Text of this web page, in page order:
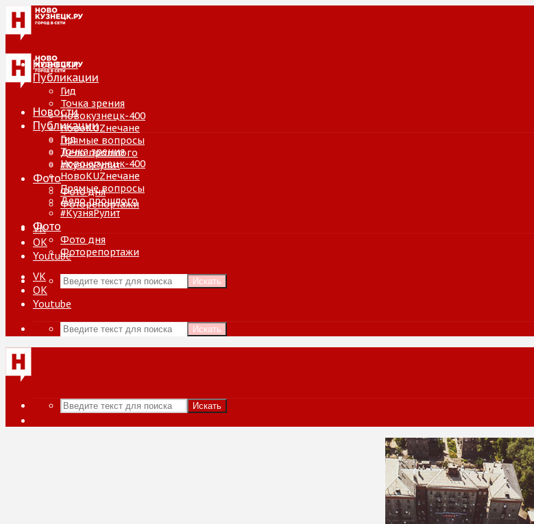
Новости
Публикации
Гид
Точка зрения
Новокузнецк-400
НовоKUZнечане
Прямые вопросы
Дело прошлого
#КузняРулит
Фото
Фото дня
Фоторепортажи
VK
ОК
Youtube
Искать
Новости
Публикации
Гид
Точка зрения
Новокузнецк-400
НовоKUZнечане
Прямые вопросы
Дело прошлого
#КузняРулит
Фото
Фото дня
Фоторепортажи
VK
ОК
Youtube
Искать
Искать